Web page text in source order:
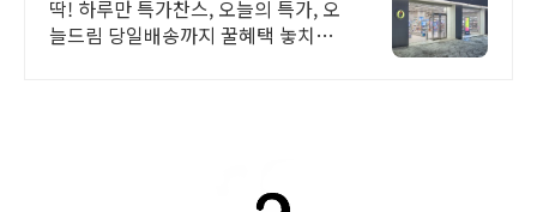
딱! 하루만 특가찬스, 오늘의 특가, 오
늘드림 당일배송까지 꿀혜택 놓치지